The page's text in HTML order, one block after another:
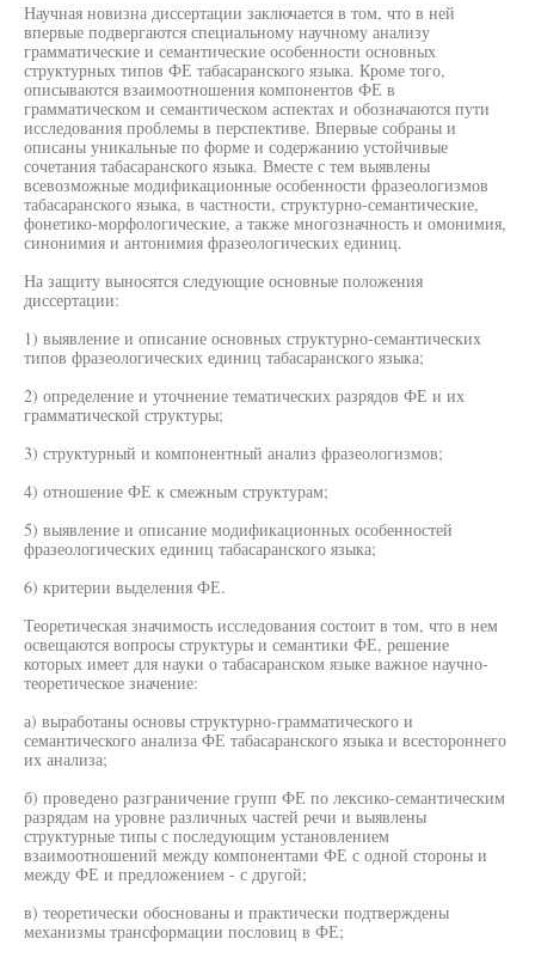
Научная новизна диссертации заключается в том, что в ней
впервые подвергаются специальному научному анализу
грамматические и семантические особенности основных
структурных типов ФЕ табасаранского языка. Кроме того,
описываются взаимоотношения компонентов ФЕ в
грамматическом и семантическом аспектах и обозначаются пути
исследования проблемы в перспективе. Впервые собраны и
описаны уникальные по форме и содержанию устойчивые
сочетания табасаранского языка. Вместе с тем выявлены
всевозможные модификационные особенности фразеологизмов
табасаранского языка, в частности, структурно-семантические,
фонетико-морфологические, а также многозначность и омонимия,
синонимия и антонимия фразеологических единиц.
На защиту выносятся следующие основные положения
диссертации:
1) выявление и описание основных структурно-семантических
типов фразеологических единиц табасаранского языка;
2) определение и уточнение тематических разрядов ФЕ и их
грамматической структуры;
3) структурный и компонентный анализ фразеологизмов;
4) отношение ФЕ к смежным структурам;
5) выявление и описание модификационных особенностей
фразеологических единиц табасаранского языка;
6) критерии выделения ФЕ.
Теоретическая значимость исследования состоит в том, что в нем
освещаются вопросы структуры и семантики ФЕ, решение
которых имеет для науки о табасаранском языке важное научно-
теоретическое значение:
а) выработаны основы структурно-грамматического и
семантического анализа ФЕ табасаранского языка и всестороннего
их анализа;
б) проведено разграничение групп ФЕ по лексико-семантическим
разрядам на уровне различных частей речи и выявлены
структурные типы с последующим установлением
взаимоотношений между компонентами ФЕ с одной стороны и
между ФЕ и предложением - с другой;
в) теоретически обоснованы и практически подтверждены
механизмы трансформации пословиц в ФЕ;